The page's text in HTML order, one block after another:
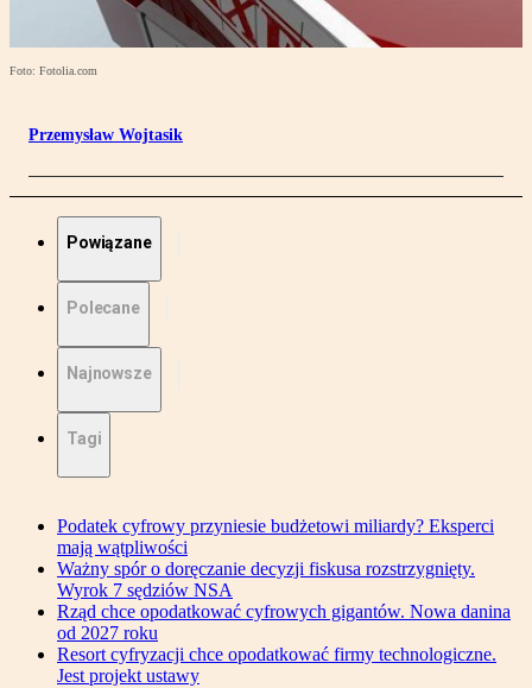
Foto: Fotolia.com
Przemysław Wojtasik
Powiązane
Polecane
Najnowsze
Tagi
Podatek cyfrowy przyniesie budżetowi miliardy? Eksperci
mają wątpliwości
Ważny spór o doręczanie decyzji fiskusa rozstrzygnięty.
Wyrok 7 sędziów NSA
Rząd chce opodatkować cyfrowych gigantów. Nowa danina
od 2027 roku
Resort cyfryzacji chce opodatkować firmy technologiczne.
Jest projekt ustawy